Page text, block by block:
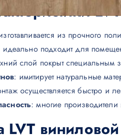
из прочного
идеально подходит для
слой покрыт специальным
: имитирует натуральные
осуществляется быстро и
: многие производители
LVT